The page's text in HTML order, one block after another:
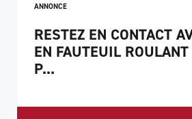
ANNONCE
RESTEZ EN CONTACT
EN FAUTEUIL
P...